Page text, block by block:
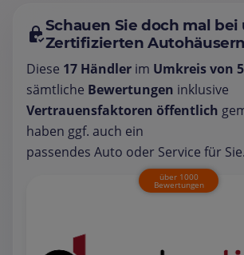
Schauen Sie doch mal bei
Zertifizierten
Diese 17 Händler im Umkreis von
sämtliche Bewertungen inklusive
Vertrauensfaktoren öffentlich
haben ggf. auch ein
passendes Auto oder Service für Sie.
über 1000
Bewertungen